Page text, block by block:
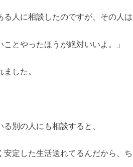
人に相談したのですが、その人は
ことやったほうが絶対いいよ。」
した。
別の人にも相談すると、
安定した生活送れてるんだから、